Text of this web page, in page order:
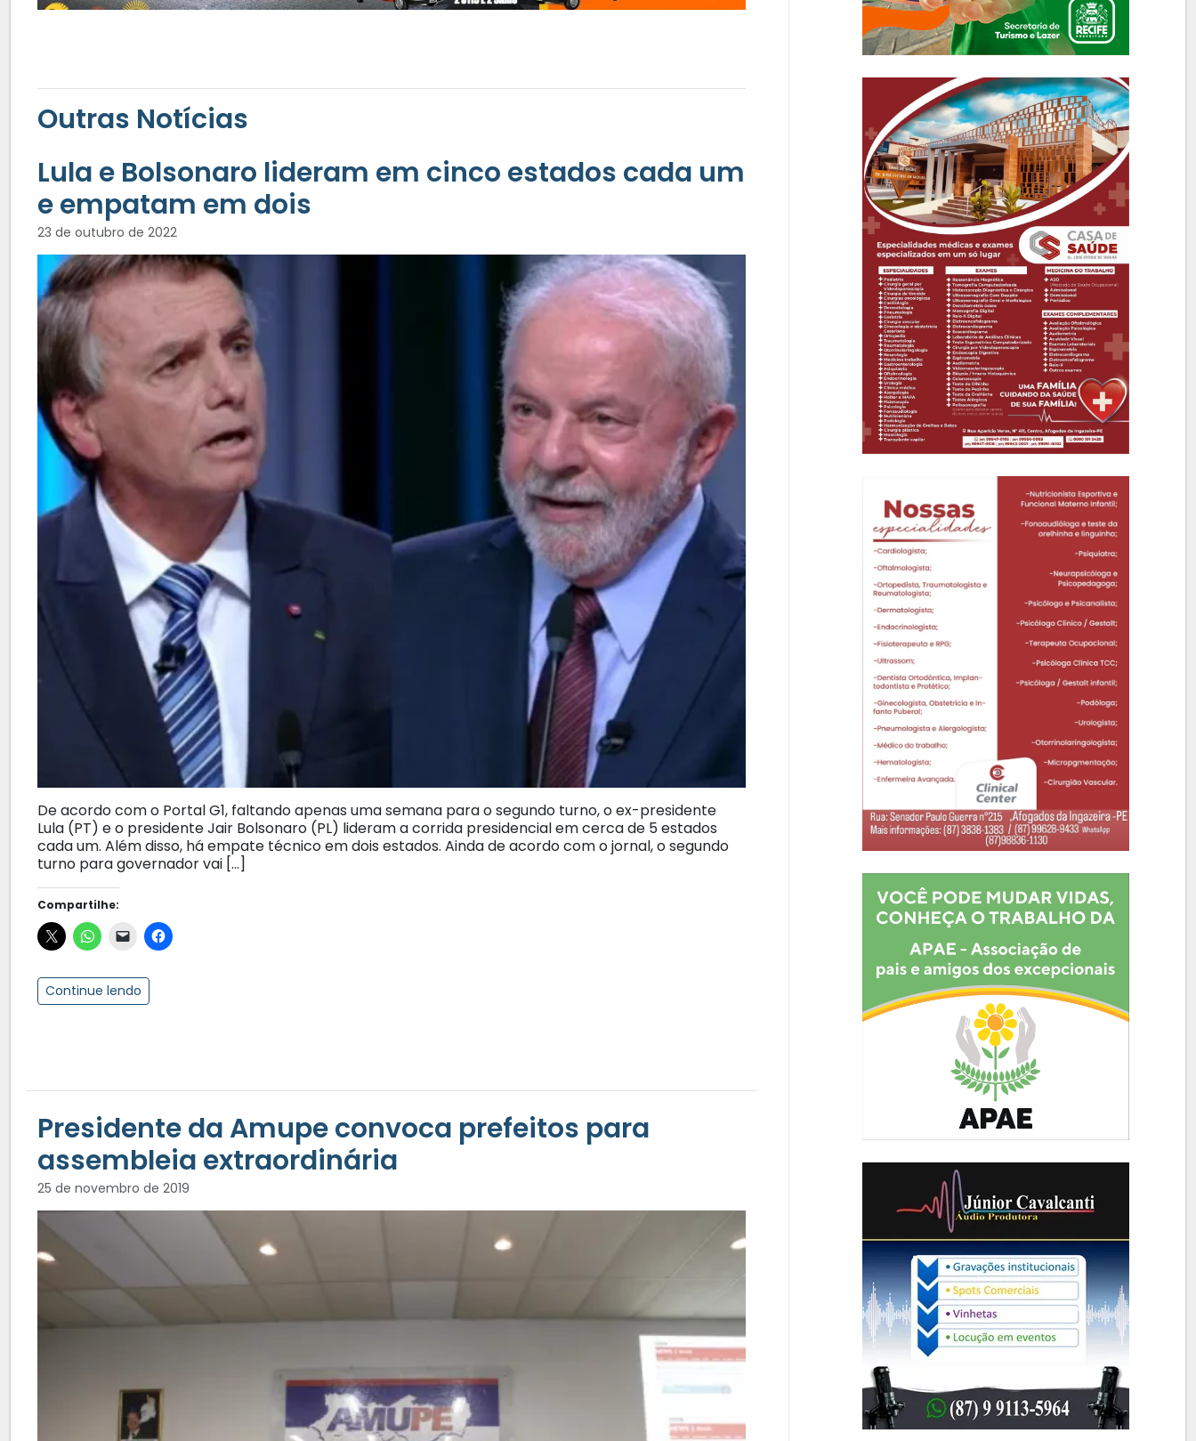
Outras Notícias
Lula e Bolsonaro lideram em cinco estados cada um
e empatam em dois
23 de outubro de 2022
De acordo com o Portal G1, faltando apenas uma semana para o segundo turno, o ex-presidente
Lula (PT) e o presidente Jair Bolsonaro (PL) lideram a corrida presidencial em cerca de 5 estados
cada um. Além disso, há empate técnico em dois estados. Ainda de acordo com o jornal, o segundo
turno para governador vai […]
Compartilhe:
Continue lendo
Presidente da Amupe convoca prefeitos para
assembleia extraordinária
25 de novembro de 2019